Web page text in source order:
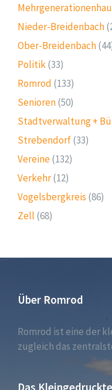
Nieder-Breidenbach
Ober-Breidenbach
Politik(33)
Romrod (133)
Senioren(50)
Stadtverwaltung +
Strebendorf(33)
Vereine(132)
Verkehr(12)
Vogelsbergkreis (86)
Zell (68)
Über Romrod
Romrod ist eine der
zugleich das
Das Kleingedruckte